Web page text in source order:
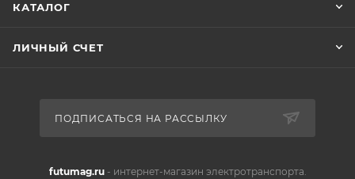
КАТАЛОГ
ЛИЧНЫЙ СЧЕТ
ПОДПИСАТЬСЯ НА РАССЫЛКУ
futumag.ru- интернет-магазин электротранспорта.